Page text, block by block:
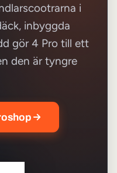
i
inbyggda
gör 4 Pro till ett
den är tyngre